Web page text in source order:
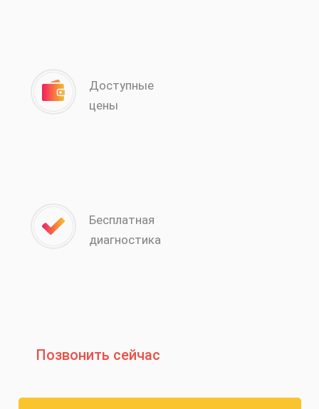
Доступные
цены
Бесплатная
диагностика
Позвонить сейчас